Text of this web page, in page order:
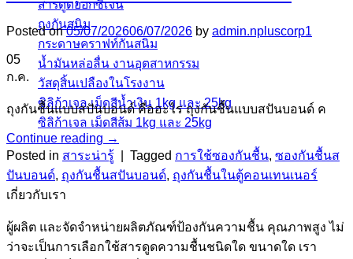
สารดูดออกซิเจน
ถุงกันสนิม
กระดาษคราฟท์กันสนิม
น้ำมันหล่อลื่น งานอุตสาหกรรม
วัสดุสิ้นเปลืองในโรงงาน
ซิลิก้าเจล เม็ดสีน้ำเงิน 1kg และ 25kg
ซิลิก้าเจล เม็ดสีส้ม 1kg และ 25kg
Posted on05/07/202606/07/2026 by admin.npluscorp1
05
ก.ค.
ถุงกันชื้นแบบสปันบอนด์ คืออะไร ถุงกันชื้นแบบสปันบอนด์ ค
Continue reading →
Posted in สาระน่ารู้ Tagged การใช้ซองกันชื้น, ซองกันชื้นส
ปันบอนด์, ถุงกันชื้นสปันบอนด์, ถุงกันชื้นในตู้คอนเทนเนอร์
เกี่ยวกับเรา
ผู้ผลิต และจัดจำหน่ายผลิตภัณฑ์ป้องกันความชื้น คุณภาพสูง ไม่
ว่าจะเป็นการเลือกใช้สารดูดความชื้นชนิดใด ขนาดใด เรา